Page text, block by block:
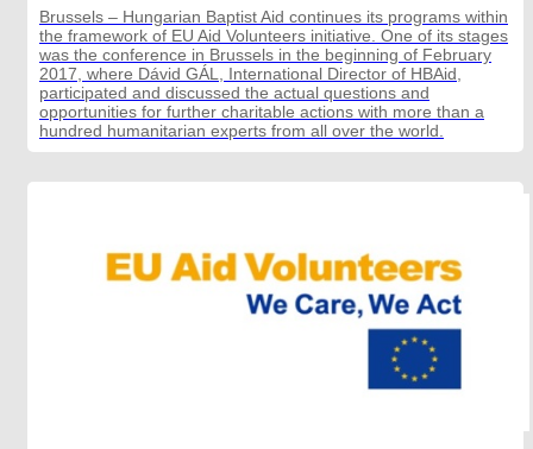
Brussels – Hungarian Baptist Aid continues its programs within
the framework of EU Aid Volunteers initiative. One of its stages
was the conference in Brussels in the beginning of February
2017, where Dávid GÁL, International Director of HBAid,
participated and discussed the actual questions and
opportunities for further charitable actions with more than a
hundred humanitarian experts from all over the world.